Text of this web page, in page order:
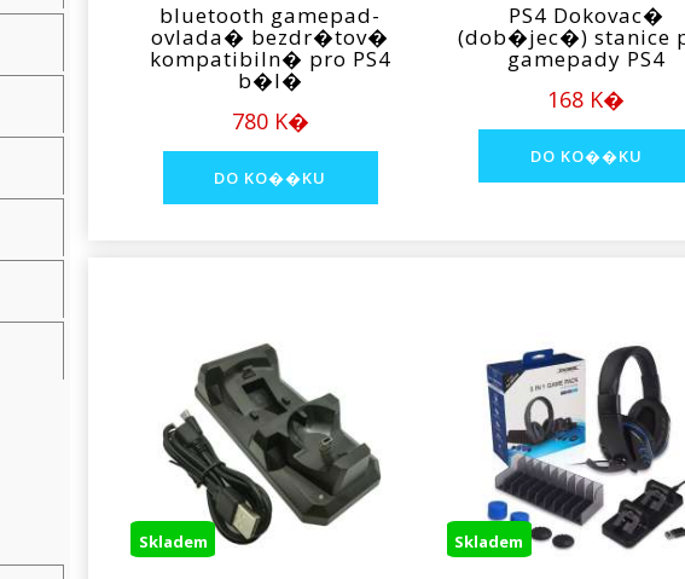
bluetooth gamepad-
ovlada� bezdr�tov�
kompatibiln� pro PS4
b�l�
780 K�
PS4 Dokovac�
(dob�jec�) stanice
gamepady PS4
168 K�
Skladem Skladem